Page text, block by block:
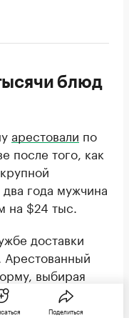
блюд
арестовали по
после того, как
года мужчина
на $24 тыс.
доставки
Арестованный
выбирая
получения
не была им
Поделиться